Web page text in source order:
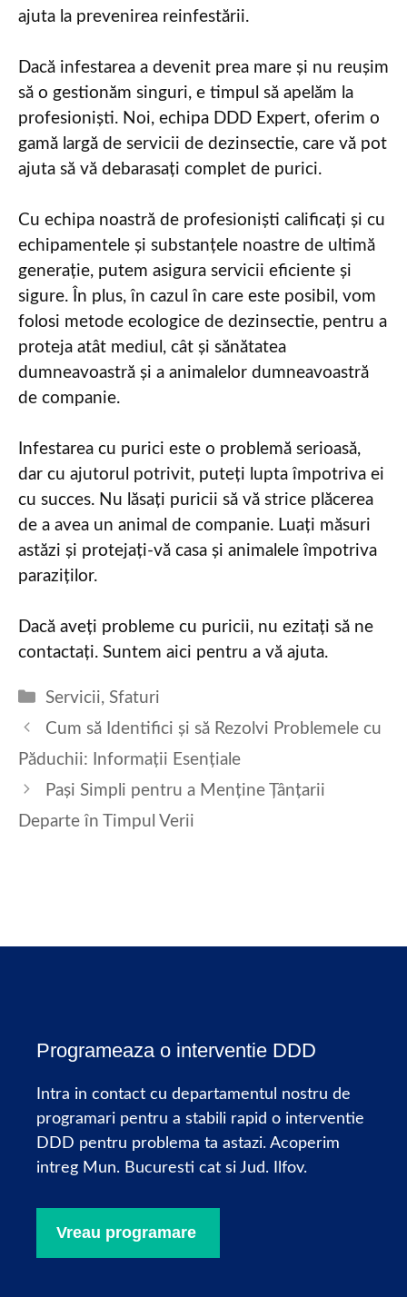
ajuta la prevenirea reinfestării.
Dacă infestarea a devenit prea mare și nu reușim
să o gestionăm singuri, e timpul să apelăm la
profesioniști. Noi, echipa DDD Expert, oferim o
gamă largă de servicii de dezinsectie, care vă pot
ajuta să vă debarasați complet de purici.
Cu echipa noastră de profesioniști calificați și cu
echipamentele și substanțele noastre de ultimă
generație, putem asigura servicii eficiente și
sigure. În plus, în cazul în care este posibil, vom
folosi metode ecologice de dezinsectie, pentru a
proteja atât mediul, cât și sănătatea
dumneavoastră și a animalelor dumneavoastră
de companie.
Infestarea cu purici este o problemă serioasă,
dar cu ajutorul potrivit, puteți lupta împotriva ei
cu succes. Nu lăsați puricii să vă strice plăcerea
de a avea un animal de companie. Luați măsuri
astăzi și protejați-vă casa și animalele împotriva
paraziților.
Dacă aveți probleme cu puricii, nu ezitați să ne
contactați. Suntem aici pentru a vă ajuta.
Categories
Servicii,Sfaturi
Cum să Identifici și să Rezolvi Problemele cu
Păduchii: Informații Esențiale
Pași Simpli pentru a Menține Țânțarii
Departe în Timpul Verii
Programeaza o interventie DDD
Intra in contact cu departamentul nostru de
programari pentru a stabili rapid o interventie
DDD pentru problema ta astazi. Acoperim
intreg Mun. Bucuresti cat si Jud. Ilfov.
Vreau programare